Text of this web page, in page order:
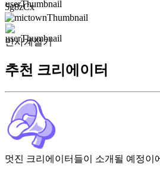
5g8zCx
만사계절기
추천 크리에이터
멋진 크리에이터들이 소개될 예정이